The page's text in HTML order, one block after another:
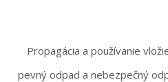
Propagácia a používanie
pevný odpad a nebezpečný